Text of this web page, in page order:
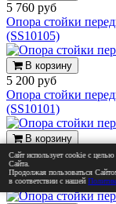
5 760 руб
Опора стойки
(SS10105)
В корзину
5 200 руб
Опора стойки
(SS10101)
В корзину
5 990 руб
Опора стойки
14-15 (SS10106)
Сайт использует cookie с целью
Сайта.
Продолжая пользоваться
в соответствии с нашей